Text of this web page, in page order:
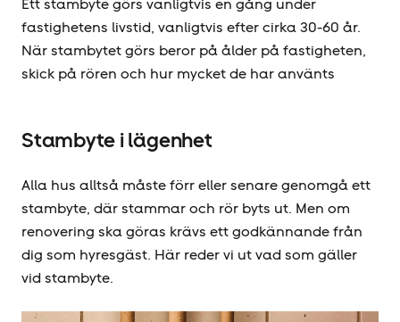
Ett stambyte görs vanligtvis en gång under
fastighetens livstid, vanligtvis efter cirka 30-60 år.
När stambytet görs beror på ålder på fastigheten,
skick på rören och hur mycket de har använts
Stambyte i lägenhet
Alla hus alltså måste förr eller senare genomgå ett
stambyte, där stammar och rör byts ut. Men om
renovering ska göras krävs ett godkännande från
dig som hyresgäst. Här reder vi ut vad som gäller
vid stambyte.